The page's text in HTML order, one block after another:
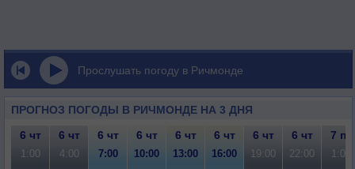
Прослушать погоду в Ричмонде
ПРОГНОЗ ПОГОДЫ В РИЧМОНДЕ НА 3 ДНЯ
6 чт 6 чт 6 чт 6 чт 6 чт 6 чт 6 чт 6 чт 7 пт
1:00 4:00 7:00 10:00 13:00 16:00 19:00 22:00 1:00